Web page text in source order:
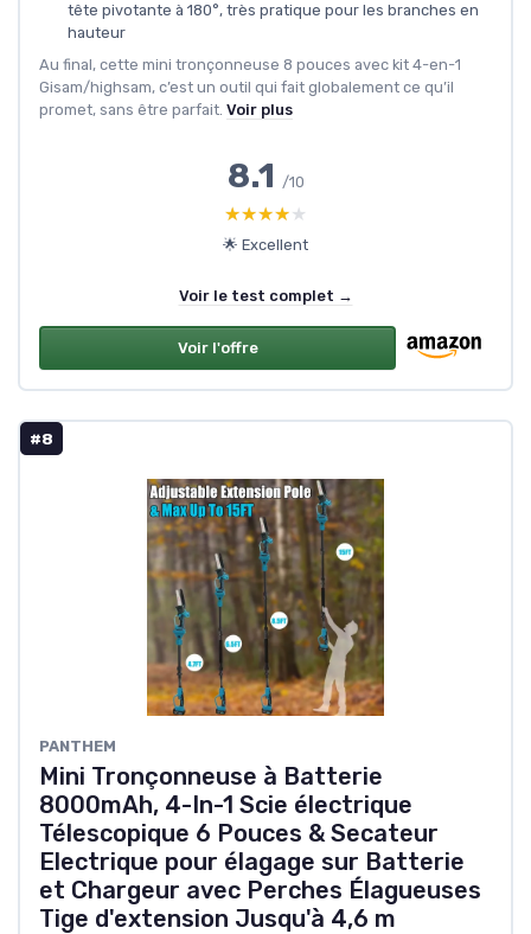
tête pivotante à 180°, très pratique pour les branches en
hauteur
Au final, cette mini tronçonneuse 8 pouces avec kit 4-en-1
Gisam/highsam, c’est un outil qui fait globalement ce qu’il
promet, sans être parfait. Voir plus
8.1 /10
★★★★★
★★★★★
🌟 Excellent
Voir le test complet →
Voir l'offre
#8
PANTHEM
Mini Tronçonneuse à Batterie
8000mAh, 4-In-1 Scie électrique
Télescopique 6 Pouces & Secateur
Electrique pour élagage sur Batterie
et Chargeur avec Perches Élagueuses
Tige d'extension Jusqu'à 4,6 m